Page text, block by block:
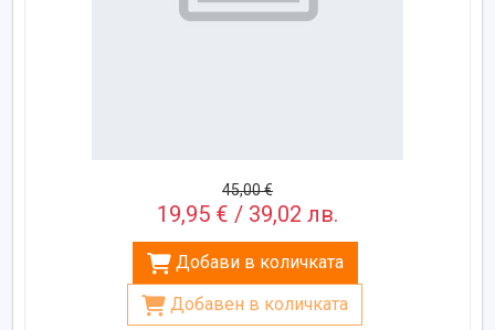
45,00 €
19,95 € / 39,02 лв.
Добави в количката
Добавен в количката